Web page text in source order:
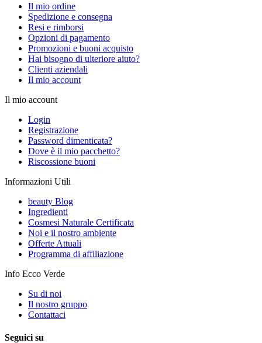
Il mio ordine
Spedizione e consegna
Resi e rimborsi
Opzioni di pagamento
Promozioni e buoni acquisto
Hai bisogno di ulteriore aiuto?
Clienti aziendali
Il mio account
Il mio account
Login
Registrazione
Password dimenticata?
Dove è il mio pacchetto?
Riscossione buoni
Informazioni Utili
beauty Blog
Ingredienti
Cosmesi Naturale Certificata
Noi e il nostro ambiente
Offerte Attuali
Programma di affiliazione
Info Ecco Verde
Su di noi
Il nostro gruppo
Contattaci
Seguici su